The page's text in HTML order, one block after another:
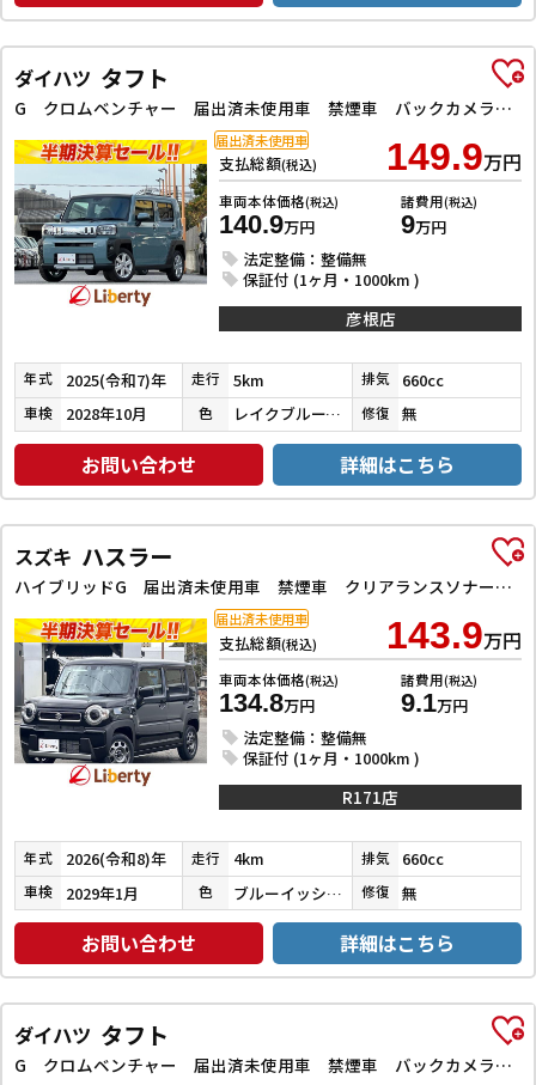
ダイハツ タフト
G クロムベンチャー 届出済未使用車 禁煙車 バックカメラ クリアランスソナー オートクルーズコントロール 衝突被害軽減システム LEDヘッドランプ ヘッドライトウォッシャー スマートキー 電動格納ミラー シートヒーター
支払総額(税込) 149.9万円
車両本体価格(税込)
140.9万円
諸費用(税込)
9万円
法定整備：整備無
保証付 (1ヶ月・1000km )
届出済未使用車
彦根店
年式 2025(令和7)年 走行 5km 排気 660cc
車検 2028年10月 色 レイクブルーメタリック 修復 無
お問い合わせ 詳細はこちら
スズキ ハスラー
ハイブリッドG 届出済未使用車 禁煙車 クリアランスソナー オートクルーズコントロール レーンアシスト 衝突被害軽減システム オートライト LEDヘッドランプ スマートキー シートヒーター CVT
支払総額(税込) 143.9万円
車両本体価格(税込)
134.8万円
諸費用(税込)
9.1万円
法定整備：整備無
保証付 (1ヶ月・1000km )
届出済未使用車
R171店
年式 2026(令和8)年 走行 4km 排気 660cc
車検 2029年1月 色 ブルーイッシュブラックパール３ 修復 無
お問い合わせ 詳細はこちら
ダイハツ タフト
G クロムベンチャー 届出済未使用車 禁煙車 バックカメラ クリアランスソナー オートクルーズコントロール 衝突被害軽減システム オートライト LEDヘッドランプ スマートキー アイドリングストップ シートヒーター